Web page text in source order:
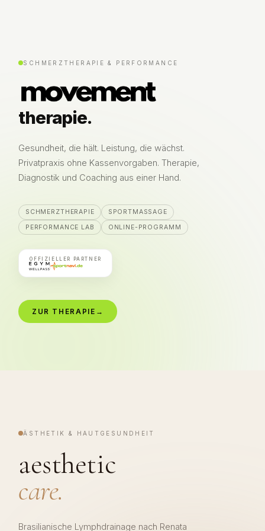
SCHMERZTHERAPIE & PERFORMANCE
therapie.
Gesundheit, die hält. Leistung, die wächst.
Privatpraxis ohne Kassenvorgaben. Therapie,
Diagnostik und Coaching aus einer Hand.
SCHMERZTHERAPIE
SPORTMASSAGE
PERFORMANCE LAB
ONLINE-PROGRAMM
OFFIZIELLER PARTNER
ZUR THERAPIE →
ÄSTHETIK & HAUTGESUNDHEIT
aesthetic
care.
Brasilianische Lymphdrainage nach Renata